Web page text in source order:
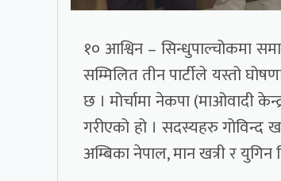
१० आश्विन – सिन्धुपाल्चोकमा
सम्मिलित तीन पार्टीले यस्तो
छ । मोर्चामा नेकपा (माओवादी
गरीएको हो । सदस्यहरु गोविन्द
अम्बिका नेपाल, मान खत्री र